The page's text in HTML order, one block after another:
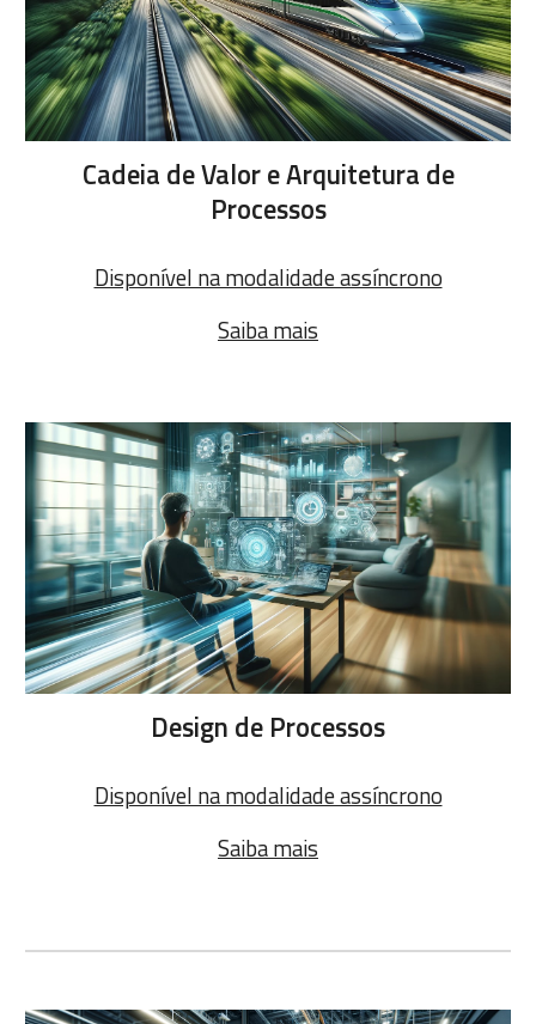
Cadeia de Valor e Arquitetura de
Processos
Disponível na modalidade assíncrono
Saiba mais
Design de Processos
Disponível na modalidade assíncrono
Saiba mais